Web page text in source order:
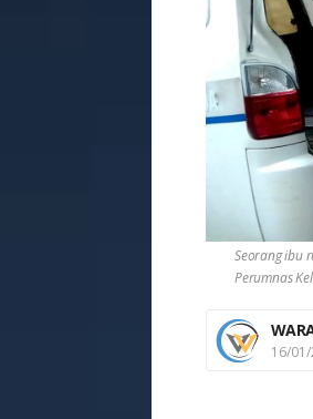
Seorang ibu
Perumnas
16/